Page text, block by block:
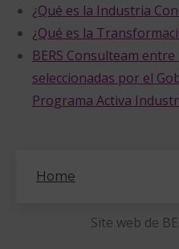
¿Qué es la Industria
¿Qué es la
BERS Consulteam
seleccionadas por el
Programa Activa
Home
Site web de